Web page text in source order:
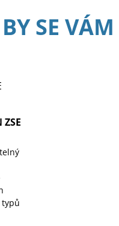
SE VÁM
ZSE
typů